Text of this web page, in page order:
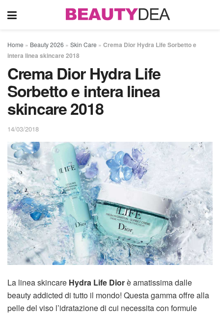
Home » Beauty 2026 » Skin Care » Crema Dior Hydra Life Sorbetto e
intera linea skincare 2018
Crema Dior Hydra Life
Sorbetto e intera linea
skincare 2018
14/03/2018
La linea skincare Hydra Life Diorè amatissima dalle
beauty addicted di tutto il mondo! Questa gamma offre alla
pelle del viso l’idratazione di cui necessita con formule